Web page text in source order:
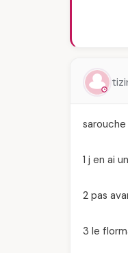
1 j en ai
2 pas
3 le